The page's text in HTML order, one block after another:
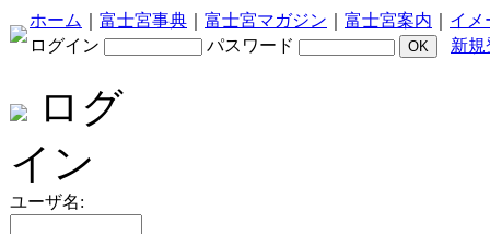
ホーム 富士宮事典 富士宮マガジン 富士宮案内
イメ
ログイン
パスワード 新規
ログ
イン
ユーザ名: